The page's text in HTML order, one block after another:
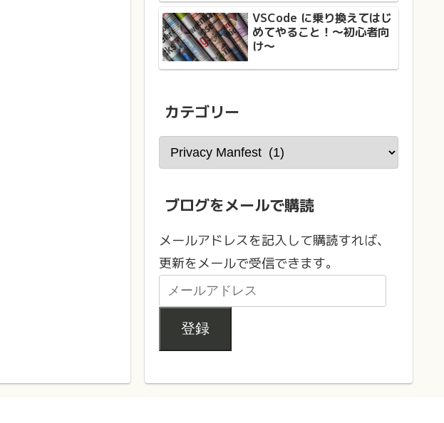
VSCode に乗り換えてはじ
めてやること！〜初心者向
け〜
カテゴリー
ブログをメールで購読
メールアドレスを記入して購読すれば、
更新をメールで受信できます。
登録